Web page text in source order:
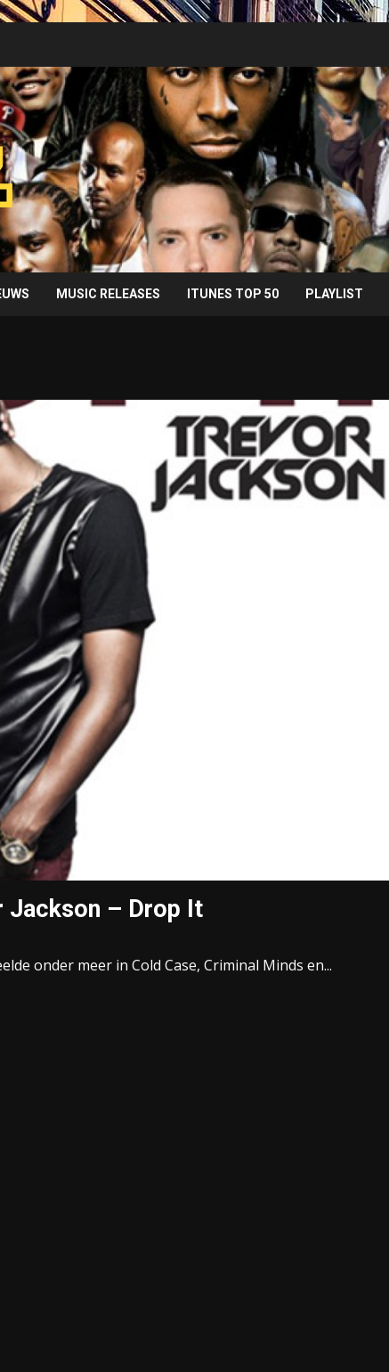
MUSIC RELEASES ITUNES TOP 50 PLAYLIST
Jackson – Drop It
onder meer in Cold Case, Criminal Minds en...
Taylor Swift officieel getrouwd met Travis
Kelce
1 month ago